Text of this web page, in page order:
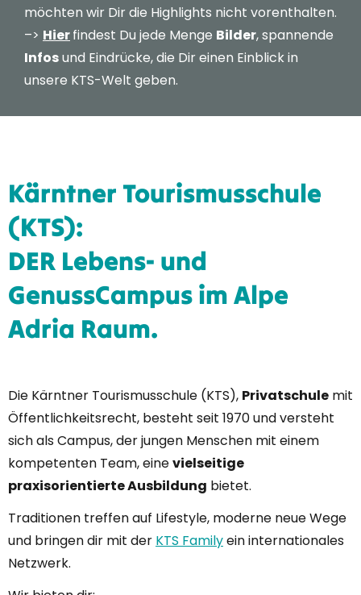
möchten wir Dir die Highlights nicht vorenthalten.
–> Hierfindest Du jede Menge Bilder, spannende
Infosund Eindrücke, die Dir einen Einblick in
unsere KTS-Welt geben.
Kärntner Tourismusschule
(KTS):
DER Lebens- und
GenussCampus im Alpe
Adria Raum.
Die Kärntner Tourismusschule (KTS), Privatschule mit
Öffentlichkeitsrecht, besteht seit 1970 und versteht
sich als Campus, der jungen Menschen mit einem
kompetenten Team, einevielseitige
praxisorientierte Ausbildung bietet.
Traditionen treffen auf Lifestyle, moderne neue Wege
und bringen dir mit der KTS Familyein internationales
Netzwerk.